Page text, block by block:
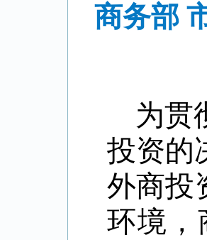
商务部
为贯
投资的
外商投
环境，